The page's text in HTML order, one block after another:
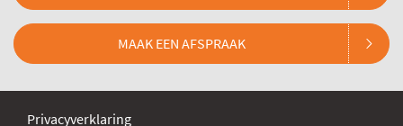
MAAK EEN AFSPRAAK
Privacyverklaring